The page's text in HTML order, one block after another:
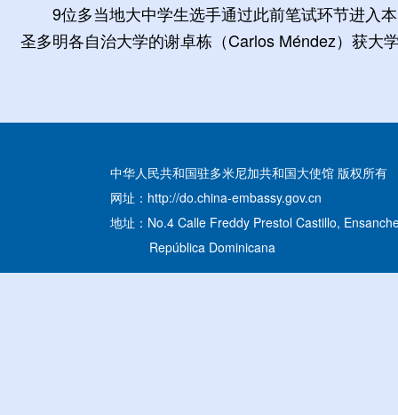
9位多当地大中学生选手通过此前笔试环节进入
圣多明各自治大学的谢卓栋（Carlos Méndez）获大
中华人民共和国驻多米尼加共和国大使馆 版权所有
网址：http://do.china-embassy.gov.cn
地址：No.4 Calle Freddy Prestol Castillo,
República Dominicana